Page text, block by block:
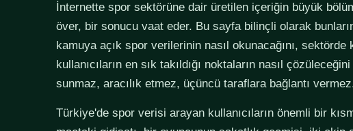
İnternette spor sektörüne dair üretilen içeriğin büyük
över, bir sonucu vaat eder. Bu sayfa bilinçli olarak
kamuya açık spor verilerinin nasıl okunacağını,
kullanıcıların en sık takıldığı noktaların nasıl
sunmaz, aracılık etmez, üçüncü taraflara bağlantı
Türkiye'de spor verisi arayan kullanıcıların önemli bir